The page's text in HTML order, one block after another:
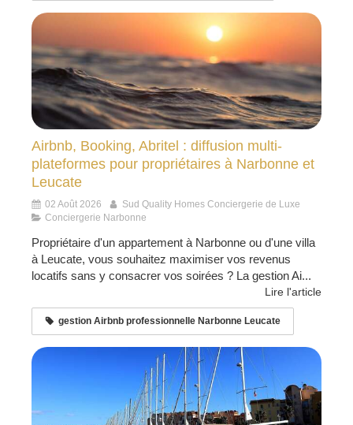
Airbnb, Booking, Abritel : diffusion multi-
plateformes pour propriétaires à Narbonne et
Leucate
02 Août 2026
Sud Quality Homes Conciergerie de Luxe
Conciergerie Narbonne
Propriétaire d'un appartement à Narbonne ou d'une villa
à Leucate, vous souhaitez maximiser vos revenus
locatifs sans y consacrer vos soirées ? La gestion Ai...
Lire l'article
gestion Airbnb professionnelle Narbonne Leucate